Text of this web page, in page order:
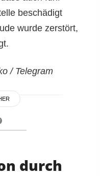
beschädigt
wurde zerstört,
/ Telegram
durch